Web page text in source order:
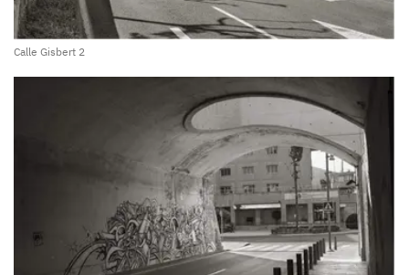
Calle Gisbert 2